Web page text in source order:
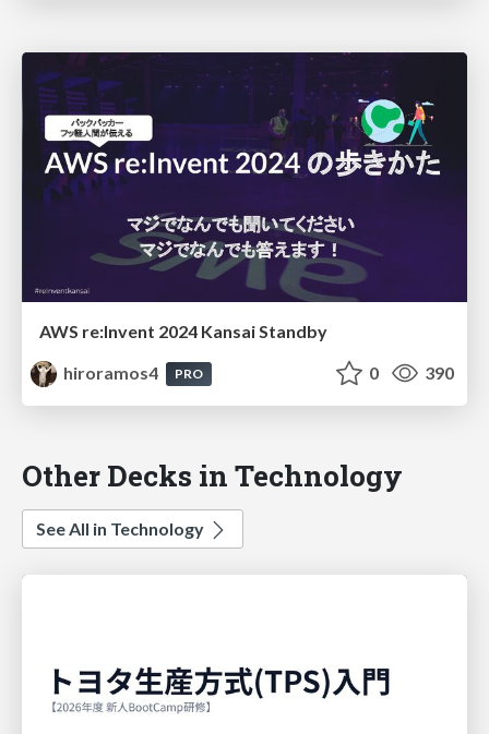
AWS re:Invent 2024 Kansai Standby
hiroramos4
PRO 0 390
Other Decks in Technology
See All in Technology